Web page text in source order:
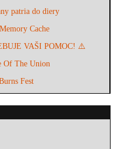
patria do diery
Cache
VAŠI POMOC! ⚠️
Of The Union
Fest